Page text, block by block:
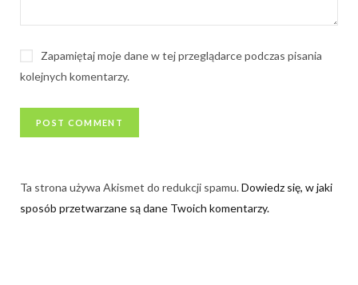
Zapamiętaj moje dane w tej przeglądarce podczas pisania
kolejnych komentarzy.
Ta strona używa Akismet do redukcji spamu.Dowiedz się, w jaki
sposób przetwarzane są dane Twoich komentarzy.